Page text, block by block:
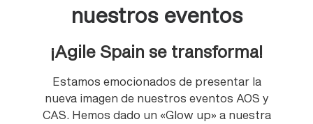
nuestros eventos
¡Agile Spain se transforma!
Estamos emocionados de presentar la
nueva imagen de nuestros eventos AOS y
CAS. Hemos dado un «Glow up» a nuestra